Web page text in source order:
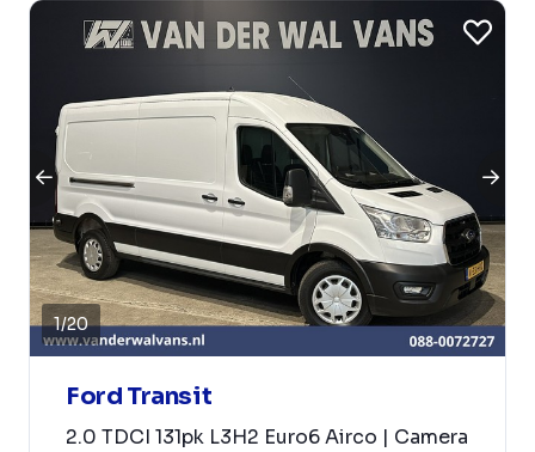
1/20
Ford Transit
2.0 TDCI 131pk L3H2 Euro6 Airco | Camera